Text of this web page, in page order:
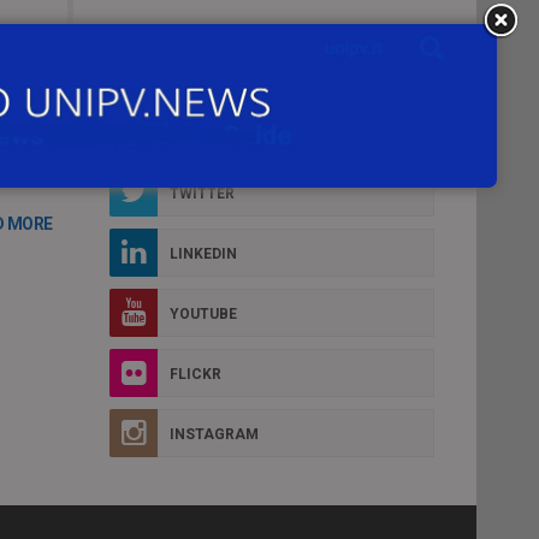
MORE
TWITTER
LINKEDIN
YOUTUBE
FLICKR
INSTAGRAM